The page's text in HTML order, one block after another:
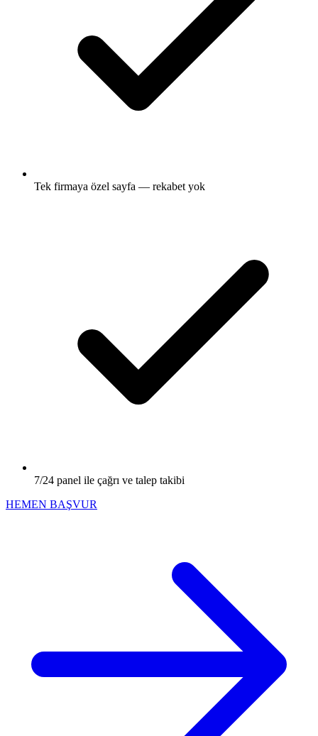
Tek firmaya özel sayfa — rekabet yok
7/24 panel ile çağrı ve talep takibi
HEMEN BAŞVUR